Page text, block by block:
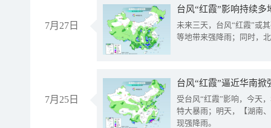
7月27日
台风“红霞”影响持续
未来三天，台风“红霞”或
等地带来强降雨；同时，
7月25日
台风“红霞”逼近华南
受台风“红霞”影响，今天
特大暴雨；明天，【湖南
现强降雨。